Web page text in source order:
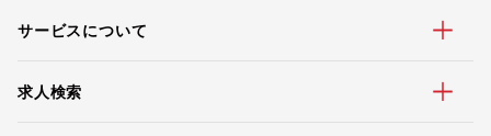
サービスについて
求人検索